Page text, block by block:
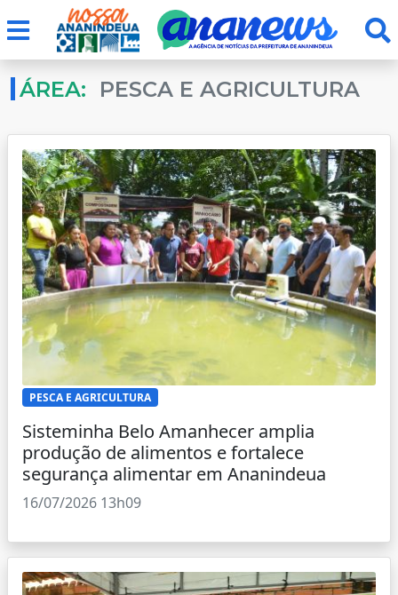
ÁREA: PESCA E AGRICULTURA
PESCA E AGRICULTURA
Sisteminha Belo Amanhecer amplia
produção de alimentos e fortalece
segurança alimentar em Ananindeua
16/07/2026 13h09